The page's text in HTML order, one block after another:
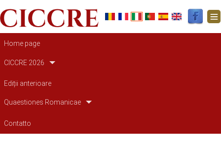
Navigazione principale
Home page
CICCRE 2026
Ediții anterioare
Quaestiones Romanicae
Contatto